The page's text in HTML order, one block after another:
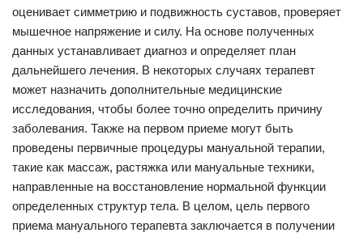
оценивает симметрию и подвижность суставов, проверяет
мышечное напряжение и силу. На основе полученных
данных устанавливает диагноз и определяет план
дальнейшего лечения. В некоторых случаях терапевт
может назначить дополнительные медицинские
исследования, чтобы более точно определить причину
заболевания. Также на первом приеме могут быть
проведены первичные процедуры мануальной терапии,
такие как массаж, растяжка или мануальные техники,
направленные на восстановление нормальной функции
определенных структур тела. В целом, цель первого
приема мануального терапевта заключается в получении